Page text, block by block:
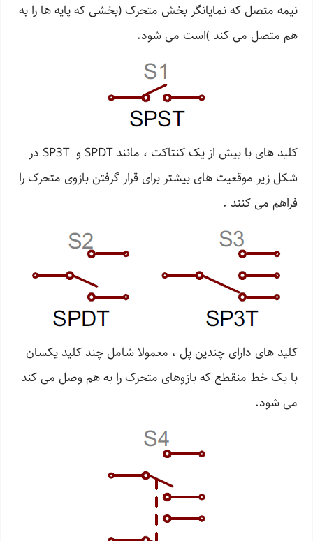
نیمه متصل که نمایانگر بخش متحرک (بخشی که پایه ها را به
هم متصل می کند )است می شود.
کلید های با بیش از یک کنتاکت ، مانند SPDT و SP3T در
شکل زیر موقعیت های بیشتر برای قرار گرفتن بازوی متحرک را
فراهم می کنند .
کلید های دارای چندین پل ، معمولا شامل چند کلید یکسان
با یک خط منقطع که بازوهای متحرک را به هم وصل می کند
می شود.